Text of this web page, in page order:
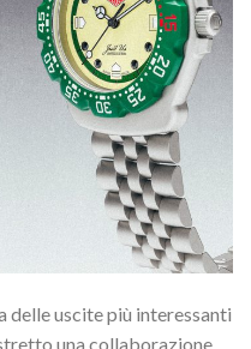
delle uscite più interessanti
una collaborazione